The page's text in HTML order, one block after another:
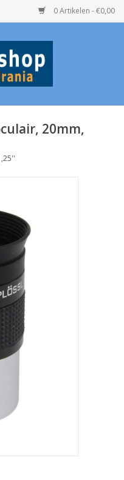
0 Artikelen - €0,00
20mm,